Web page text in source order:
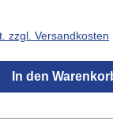
Dieser verkürzt
dass ein
gesundes
sorgt für
zzgl. Versandkosten
In den